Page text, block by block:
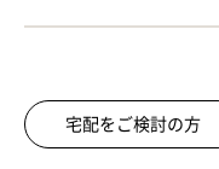
宅配をご検討の方